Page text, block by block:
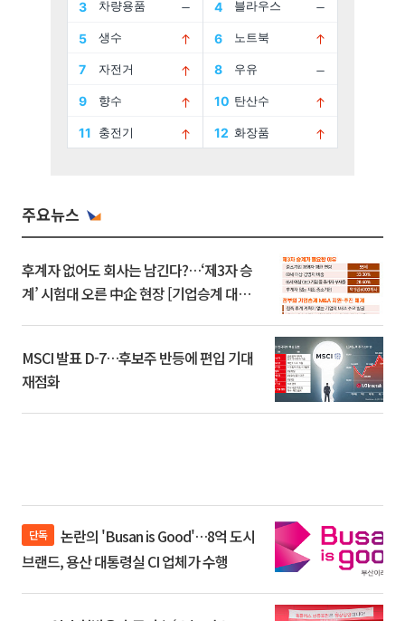
주요뉴스
후계자 없어도 회사는 남긴다?…‘제3자 승
계’ 시험대 오른 中企 현장 [기업승계 대전
MSCI 발표 D-7…후보주 반등에 편입 기대
재점화
단독
브랜드, 용산 대통령실 CI 업체가 수행